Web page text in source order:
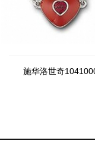
施华洛世奇